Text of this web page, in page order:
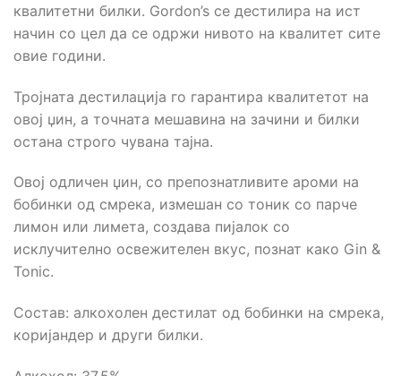
квалитетни билки. Gordon’s се дестилира на ист
начин со цел да се одржи нивото на квалитет сите
овие години.
Тројната дестилација го гарантира квалитетот на
овој џин, а точната мешавина на зачини и билки
остана строго чувана тајна.
Овој одличен џин, со препознатливите ароми на
бобинки од смрека, измешан со тоник со парче
лимон или лимета, создава пијалок со
исклучително освежителен вкус, познат како Gin &
Tonic.
Состав: aлкохолен дестилат од бобинки на смрека,
коријандер и други билки.